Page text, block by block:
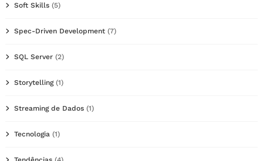
Soft Skills (5)
Spec-Driven Development (7)
SQL Server (2)
Storytelling(1)
Streaming de Dados (1)
Tecnologia (1)